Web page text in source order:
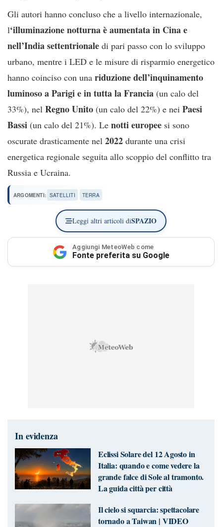
Gli autori hanno concluso che a livello internazionale,
l‘illuminazione notturna è aumentata in Cina e
nell’India settentrionale di pari passo con lo sviluppo
urbano, mentre i LED e le misure di risparmio energetico
hanno coinciso con una riduzione dell’inquinamento
luminoso a Parigi e in tutta la Francia (un calo del
33%), nel Regno Unito (un calo del 22%) e nei Paesi
Bassi (un calo del 21%). Le notti europee si sono
oscurate drasticamente nel 2022 durante una crisi
energetica regionale seguita allo scoppio del conflitto tra
Russia e Ucraina.
ARGOMENTI: SATELLITI TERRA
Leggi altri articoli diSPAZIO
Aggiungi MeteoWeb come
Fonte preferita su Google
In evidenza
Eclissi Solare del 12 Agosto in
Italia: quando e come vedere la
grande falce di Sole al tramonto.
La guida città per città
Il cielo si squarcia: spettacolare
tornado a Taiwan | VIDEO